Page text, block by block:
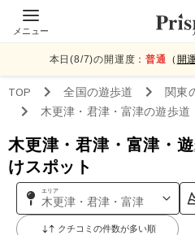
メニュー
本日(8/7)の開運度：普通 （ 開
TOP 全国の遊歩道 関東
木更津・君津・富津の遊歩道
木更津・君津・富津・
けスポット
エリア
木更津・君津・富津
クチコミの件数が多い順